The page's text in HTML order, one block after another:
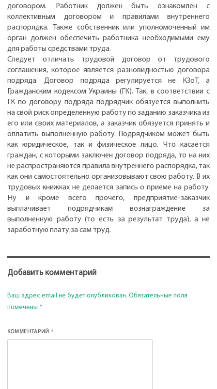
договором. Работник должен быть ознакомлен с
коллективным договором и правилами внутреннего
распорядка. Также собственник или уполномоченный им
орган должен обеспечить работника необходимыми ему
для работы средствами труда.
Следует отличать трудовой договор от трудового
соглашения, которое является разновидностью договора
подряда. Договор подряда регулируется не КЗоТ, а
Гражданским кодексом Украины (ГК). Так, в соответствии с
ГК по договору подряда подрядчик обязуется выполнить
на свой риск определенную работу по заданию заказчика из
его или своих материалов, а заказчик обязуется принять и
оплатить выполненную работу. Подрядчиком может быть
как юридическое, так и физическое лицо. Что касается
граждан, с которыми заключен договор подряда, то на них
не распространяются правила внутреннего распорядка, так
как они самостоятельно организовывают свою работу. В их
трудовых книжках не делается запись о приеме на работу.
Ну и кроме всего прочего, предприятие-заказчик
выплачивает подрядчикам вознаграждение за
выполненную работу (то есть за результат труда), а не
заработную плату за сам труд.
Добавить комментарий
Ваш адрес email не будет опубликован. Обязательные поля
помечены *
КОММЕНТАРИЙ*